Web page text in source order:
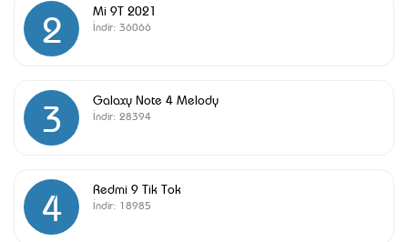
2 Mi 9T 2021
İndir: 36066
3 Galaxy Note 4 Melody
İndir: 28394
4 Redmi 9 Tik Tok
İndir: 18985